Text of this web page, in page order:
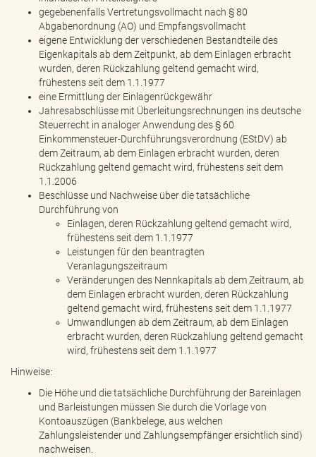
gegebenenfalls Vertretungsvollmacht nach § 80
Abgabenordnung (AO) und Empfangsvollmacht
eigene Entwicklung der verschiedenen Bestandteile des
Eigenkapitals ab dem Zeitpunkt, ab dem Einlagen erbracht
wurden, deren Rückzahlung geltend gemacht wird,
frühestens seit dem 1.1.1977
eine Ermittlung der Einlagenrückgewähr
Jahresabschlüsse mit Überleitungsrechnungen ins deutsche
Steuerrecht in analoger Anwendung des § 60
Einkommensteuer-Durchführungsverordnung (EStDV) ab
dem Zeitraum, ab dem Einlagen erbracht wurden, deren
Rückzahlung geltend gemacht wird, frühestens seit dem
1.1.2006
Beschlüsse und Nachweise über die tatsächliche
Durchführung von
Einlagen, deren Rückzahlung geltend gemacht wird,
frühestens seit dem 1.1.1977
Leistungen für den beantragten
Veranlagungszeitraum
Veränderungen des Nennkapitals ab dem Zeitraum, ab
dem Einlagen erbracht wurden, deren Rückzahlung
geltend gemacht wird, frühestens seit dem 1.1.1977
Umwandlungen ab dem Zeitraum, ab dem Einlagen
erbracht wurden, deren Rückzahlung geltend gemacht
wird, frühestens seit dem 1.1.1977
Hinweise:
Die Höhe und die tatsächliche Durchführung der Bareinlagen
und Barleistungen müssen Sie durch die Vorlage von
Kontoauszügen (Bankbelege, aus welchen
Zahlungsleistender und Zahlungsempfänger ersichtlich sind)
nachweisen.